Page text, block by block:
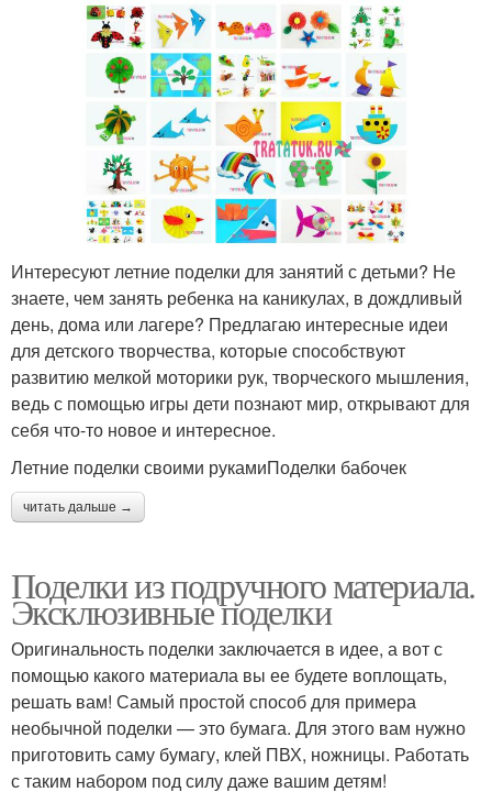
Интересуют летние поделки для занятий с детьми? Не
знаете, чем занять ребенка на каникулах, в дождливый
день, дома или лагере? Предлагаю интересные идеи
для детского творчества, которые способствуют
развитию мелкой моторики рук, творческого мышления,
ведь с помощью игры дети познают мир, открывают для
себя что-то новое и интересное.
Летние поделки своими рукамиПоделки бабочек
читать дальше →
Поделки из подручного материала.
Эксклюзивные поделки
Оригинальность поделки заключается в идее, а вот с
помощью какого материала вы ее будете воплощать,
решать вам! Самый простой способ для примера
необычной поделки — это бумага. Для этого вам нужно
приготовить саму бумагу, клей ПВХ, ножницы. Работать
с таким набором под силу даже вашим детям!